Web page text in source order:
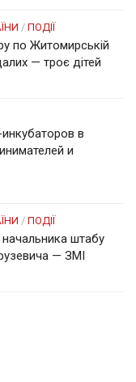
/ ПОДІЇ
по Житомирській
— троє дітей
в
и
/ ПОДІЇ
штабу
— ЗМІ